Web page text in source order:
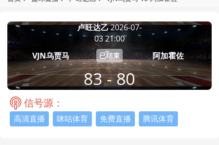
VJN乌贾马
卢旺达乙2026-07-
03 21:00
已结束
83 - 80
阿加霍佐
信号源：
高清直播 咪咕体育 免费直播 腾讯体育